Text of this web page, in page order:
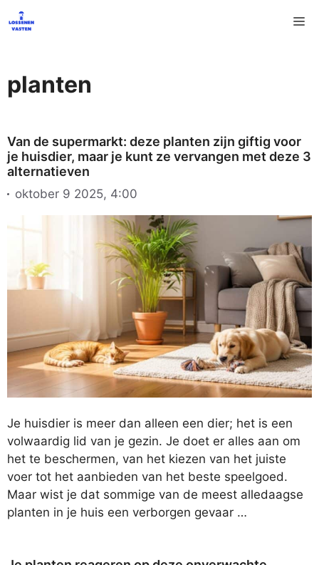
naar
planten
Van de supermarkt: deze planten zijn giftig voor
je huisdier, maar je kunt ze vervangen met deze 3
alternatieven
oktober 9 2025, 4:00
Je huisdier is meer dan alleen een dier; het is een
volwaardig lid van je gezin. Je doet er alles aan om
het te beschermen, van het kiezen van het juiste
voer tot het aanbieden van het beste speelgoed.
Maar wist je dat sommige van de meest alledaagse
planten in je huis een verborgen gevaar …